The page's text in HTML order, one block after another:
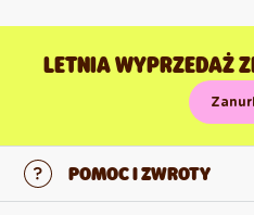
LETNIA WYPRZEDAŻ
POMOC I ZWROTY